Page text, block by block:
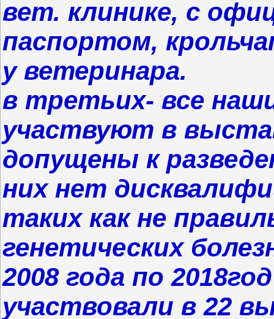
вет. клинике, с
паспортом,
у ветеринара.
в третьих- все
участвуют в
допущены к
них нет
таких как не
генетических
2008 года по
участвовали в 22